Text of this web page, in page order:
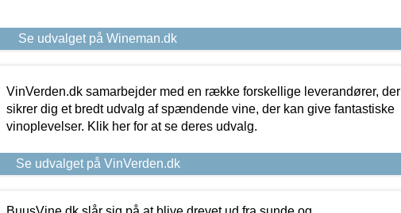
Se udvalget på Wineman.dk
VinVerden.dk samarbejder med en række forskellige leverandører, der
sikrer dig et bredt udvalg af spændende vine, der kan give fantastiske
vinoplevelser. Klik her for at se deres udvalg.
Se udvalget på VinVerden.dk